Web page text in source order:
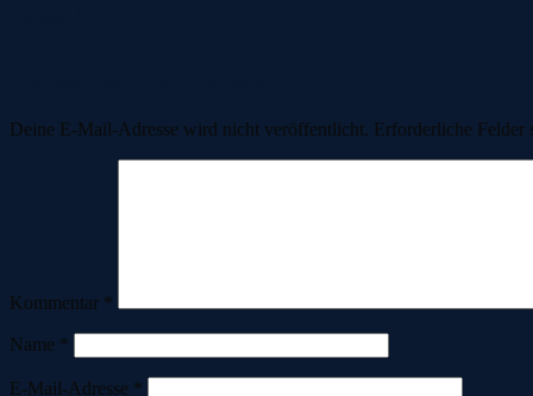
Deine E-Mail-Adresse wird nicht veröffentlicht. Erforderliche Felder
Kommentar *
Name *
E-Mail-Adresse *